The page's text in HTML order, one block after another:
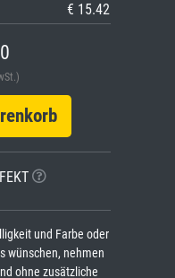
€ 15.42
und Farbe oder
wünschen, nehmen
ohne zusätzliche